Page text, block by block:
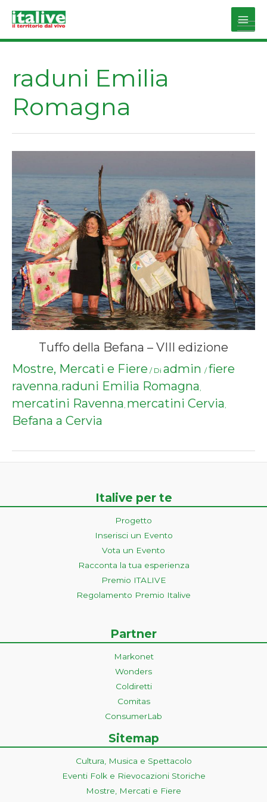
Main
raduni Emilia
Romagna
Tuffo della Befana – VIII edizione
Mostre, Mercati e Fiere / Di admin / fiere
ravenna, raduni Emilia Romagna,
mercatini Ravenna, mercatini Cervia,
Befana a Cervia
Italive per te
Progetto
Inserisci un Evento
Vota un Evento
Racconta la tua esperienza
Premio ITALIVE
Regolamento Premio Italive
Partner
Markonet
Wonders
Coldiretti
Comitas
ConsumerLab
Sitemap
Cultura, Musica e Spettacolo
Eventi Folk e Rievocazioni Storiche
Mostre, Mercati e Fiere